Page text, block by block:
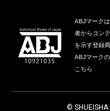
ABJマーク
者からコン
を示す登録
ABJマーク
こちら
© SHUEISHA